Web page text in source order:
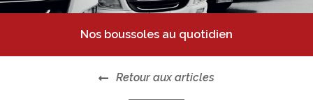
Nos boussoles au quotidien
Retour aux articles